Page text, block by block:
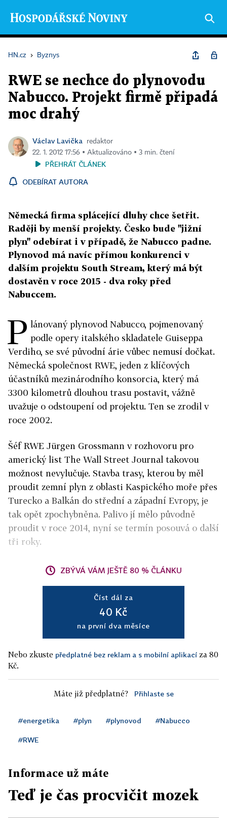
HN.cz › Byznys
RWE se nechce do plynovodu
Nabucco. Projekt firmě připadá
moc drahý
Václav Lavička
redaktor
22. 1. 2012 17:56 ▪ Aktualizováno ▪ 3 min. čtení
PŘEHRÁT ČLÁNEK
ODEBÍRAT AUTORA
Německá firma splácející dluhy chce šetřit.
Raději by menší projekty. Česko bude "jižní
plyn" odebírat i v případě, že Nabucco padne.
Plynovod má navíc přímou konkurenci v
dalším projektu South Stream, který má být
dostavěn v roce 2015 - dva roky před
Nabuccem.
P lánovaný plynovod Nabucco, pojmenovaný
podle opery italského skladatele Guiseppa
Verdiho, se své původní árie vůbec nemusí dočkat.
Německá společnost RWE, jeden z klíčových
účastníků mezinárodního konsorcia, který má
3300 kilometrů dlouhou trasu postavit, vážně
uvažuje o odstoupení od projektu. Ten se zrodil v
roce 2002.
Šéf RWE Jürgen Grossmann v rozhovoru pro
americký list The Wall Street Journal takovou
možnost nevylučuje. Stavba trasy, kterou by měl
proudit zemní plyn z oblasti Kaspického moře přes
Turecko a Balkán do střední a západní Evropy, je
tak opět zpochybněna. Palivo jí mělo původně
proudit v roce 2014, nyní se termín posouvá o další
tři roky.
ZBÝVÁ VÁM JEŠTĚ 80 % ČLÁNKU
Číst dál za
40 Kč
na první dva měsíce
Nebo zkuste předplatné bez reklam a s mobilní aplikací za 80
Kč.
Máte již předplatné? Přihlaste se
#energetika #plyn #plynovod #Nabucco
#RWE
Informace už máte
Teď je čas procvičit mozek